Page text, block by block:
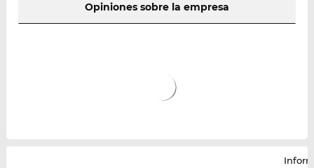
Opiniones sobre la empresa